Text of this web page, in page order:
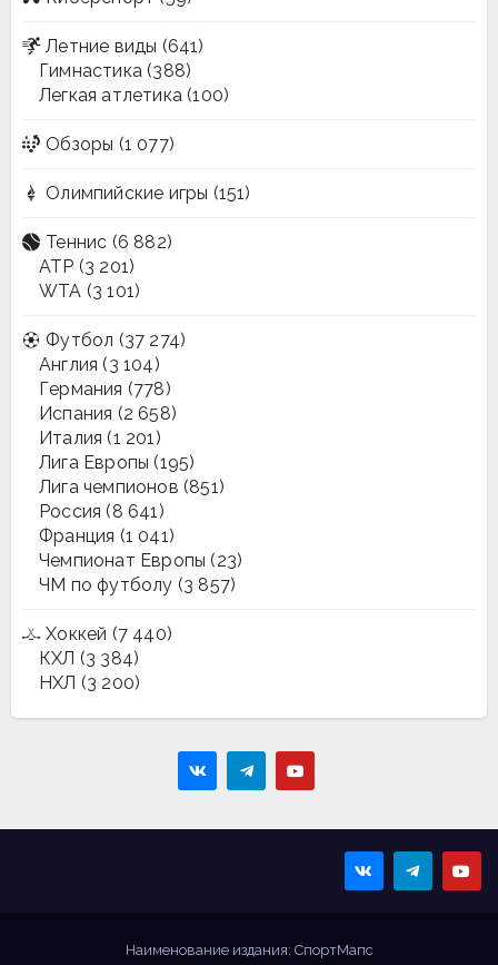
Летние виды (641)
Гимнастика (388)
Легкая атлетика (100)
Обзоры (1 077)
Олимпийские игры (151)
Теннис (6 882)
ATP (3 201)
WTA (3 101)
Футбол (37 274)
Англия (3 104)
Германия (778)
Испания (2 658)
Италия (1 201)
Лига Европы (195)
Лига чемпионов (851)
Россия (8 641)
Франция (1 041)
Чемпионат Европы (23)
ЧМ по футболу (3 857)
Хоккей (7 440)
КХЛ (3 384)
НХЛ (3 200)
Наименование издания: СпортМапс